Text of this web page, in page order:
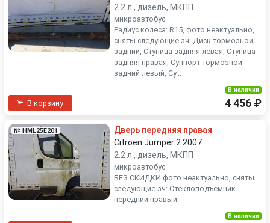
2.2 л., дизель, МКПП
микроавтобус
Радиус колеса: R15, фото неактуально,
сняты следующие зч: Диск тормозной
задний, Ступица задняя левая, Ступица
задняя правая, Суппорт тормозной
задний левый, Су...
В корзину
В наличии
4 456 ₽
№ HML25E201
Дверь передняя правая
Citroen Jumper 2 2007
2.2 л., дизель, МКПП
микроавтобус
БЕЗ СКИДКИ фото неактуально, сняты
следующие зч: Стеклоподъемник
передний правый
В наличии